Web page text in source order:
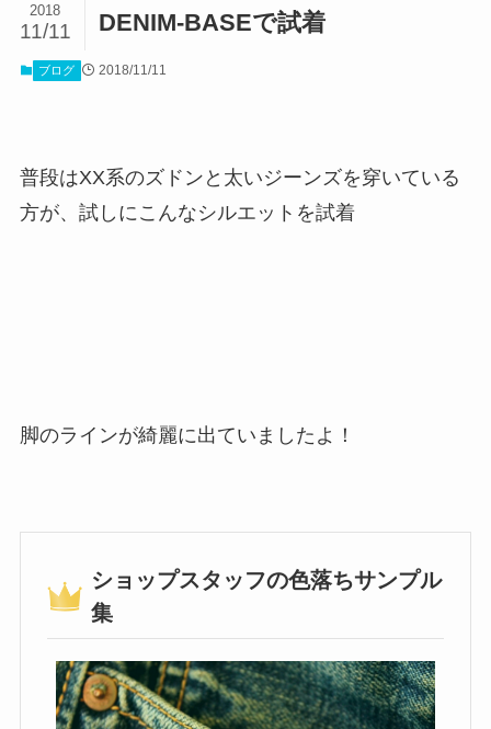
DENIM-BASEで試着
2018
11/11
ブログ 2018/11/11
普段はXX系のズドンと太いジーンズを穿いている
方が、試しにこんなシルエットを試着
脚のラインが綺麗に出ていましたよ！
ショップスタッフの色落ちサンプル
集